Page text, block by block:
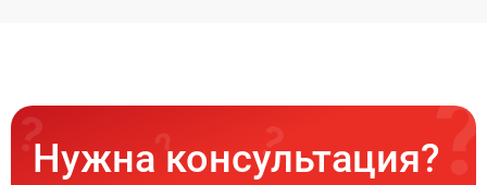
Нужна консультация?